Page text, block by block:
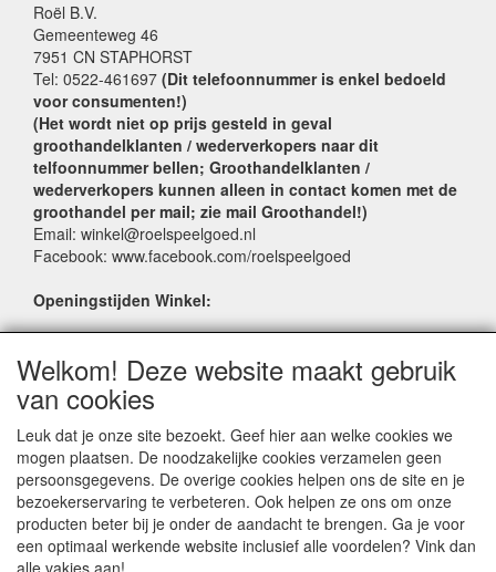
Roël B.V.
Gemeenteweg 46
7951 CN STAPHORST
Tel: 0522-461697 (Dit telefoonnummer is enkel bedoeld
voor consumenten!)
(Het wordt niet op prijs gesteld in geval
groothandelklanten / wederverkopers naar dit
telfoonnummer bellen; Groothandelklanten /
wederverkopers kunnen alleen in contact komen met de
groothandel per mail; zie mail Groothandel!)
Email: winkel@roelspeelgoed.nl
Facebook: www.facebook.com/roelspeelgoed
Openingstijden Winkel:
Zaterdag: 9:00 - 17:00
Donderdagavond koopavond: 19:00 - 21:00
SERVICE
Verkoopadressen
Webwinkels
Bestelvoorwaarden
Partner Groothandels
Welkom! Deze website maakt gebruik
van cookies
Leuk dat je onze site bezoekt. Geef hier aan welke cookies we
mogen plaatsen. De noodzakelijke cookies verzamelen geen
persoonsgegevens. De overige cookies helpen ons de site en je
bezoekerservaring te verbeteren. Ook helpen ze ons om onze
producten beter bij je onder de aandacht te brengen. Ga je voor
een optimaal werkende website inclusief alle voordelen? Vink dan
alle vakjes aan!